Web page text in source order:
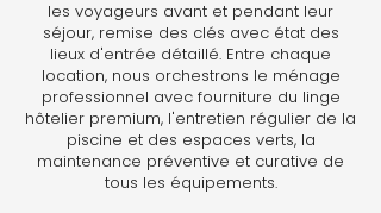
les voyageurs avant et pendant leur
séjour, remise des clés avec état des
lieux d'entrée détaillé. Entre chaque
location, nous orchestrons le ménage
professionnel avec fourniture du linge
hôtelier premium, l'entretien régulier de la
piscine et des espaces verts, la
maintenance préventive et curative de
tous les équipements.